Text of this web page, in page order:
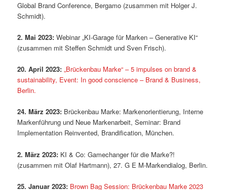
Global Brand Conference, Bergamo (zusammen mit Holger J.
Schmidt).
2. Mai 2023: Webinar „KI-Garage für Marken – Generative KI“
(zusammen mit Steffen Schmidt und Sven Frisch).
20. April 2023: „Brückenbau Marke“ – 5 impulses on brand &
sustainability, Event: In good conscience – Brand & Business,
Berlin.
24. März 2023: Brückenbau Marke: Markenorientierung, Interne
Markenführung und Neue Markenarbeit, Seminar: Brand
Implementation Reinvented, Brandification, München.
2. März 2023: KI & Co: Gamechanger für die Marke?!
(zusammen mit Olaf Hartmann), 27. G E M-Markendialog, Berlin.
25. Januar 2023: Brown Bag Session: Brückenbau Marke 2023